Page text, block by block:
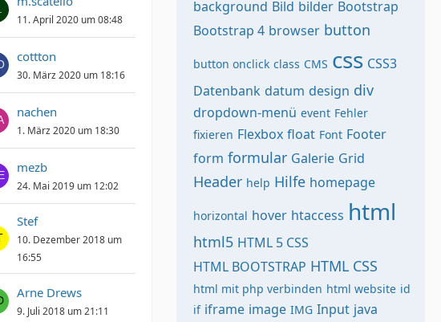
11. April 2020 um 08:48
cottton
30. März 2020 um 18:16
nachen
1. März 2020 um 18:30
mezb
24. Mai 2019 um 12:02
Stef
10. Dezember 2018 um
16:55
Arne Drews
9. Juli 2018 um 21:11
background Bild bilder Bootstrap
Bootstrap 4 browser button
button onclick class CMS css CSS3
Datenbank datum design div
dropdown-menü event Fehler
fixieren Flexbox float Font Footer
form formular Galerie Grid
Header help Hilfe homepage
horizontal hover htaccess html
html5 HTML 5 CSS
HTML BOOTSTRAP HTML CSS
html mit php verbinden html website id
if iframe image IMG Input java